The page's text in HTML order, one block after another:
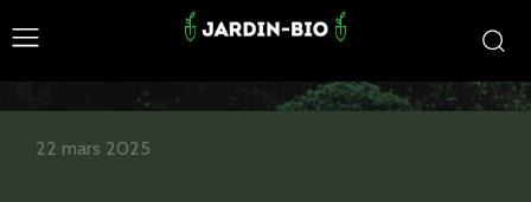
22 mars 2025